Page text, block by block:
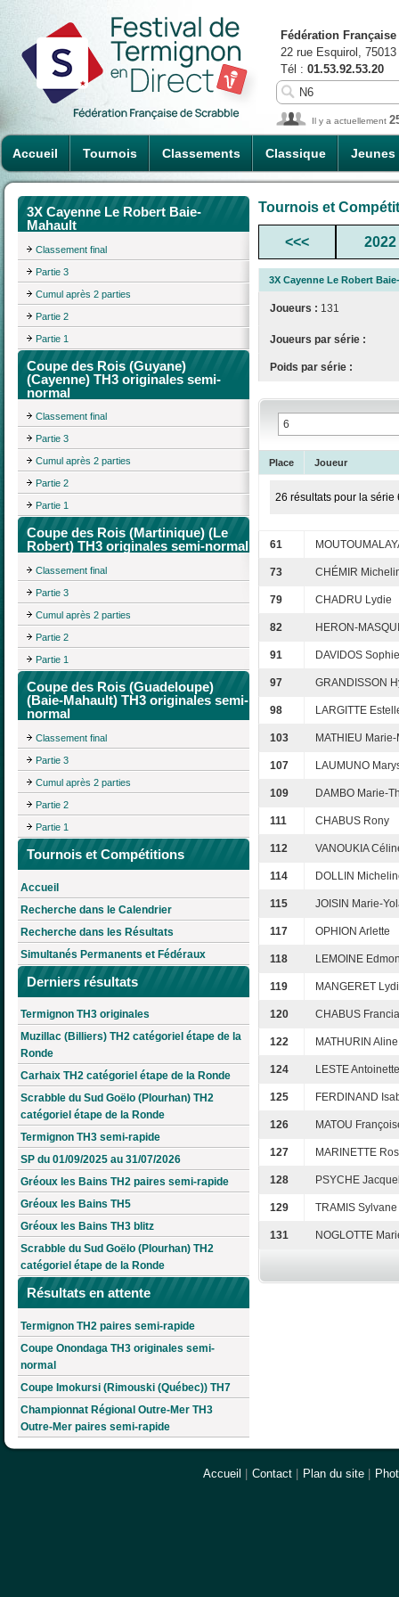
Accueil Tournois Classements Classique Jeunes
Fédération
22 rue Esquirol,
Tél : 01.53.92.53.20
Il y a actuellement
3X Cayenne Le Robert Baie-
Mahault
Classement final
Partie 3
Cumul après 2 parties
Partie 2
Partie 1
Coupe des Rois (Guyane)
(Cayenne) TH3 originales semi-
normal
Classement final
Partie 3
Cumul après 2 parties
Partie 2
Partie 1
Coupe des Rois (Martinique) (Le
Robert) TH3 originales semi-normal
Classement final
Partie 3
Cumul après 2 parties
Partie 2
Partie 1
Coupe des Rois (Guadeloupe)
(Baie-Mahault) TH3 originales semi-
normal
Classement final
Partie 3
Cumul après 2 parties
Partie 2
Partie 1
Tournois et Compétitions
Accueil
Recherche dans le Calendrier
Recherche dans les Résultats
Simultanés Permanents et Fédéraux
Derniers résultats
Termignon TH3 originales
Muzillac (Billiers) TH2 catégoriel étape de la
Ronde
Carhaix TH2 catégoriel étape de la Ronde
Scrabble du Sud Goëlo (Plourhan) TH2
catégoriel étape de la Ronde
Termignon TH3 semi-rapide
SP du 01/09/2025 au 31/07/2026
Gréoux les Bains TH2 paires semi-rapide
Gréoux les Bains TH5
Gréoux les Bains TH3 blitz
Scrabble du Sud Goëlo (Plourhan) TH2
catégoriel étape de la Ronde
Résultats en attente
Termignon TH2 paires semi-rapide
Coupe Onondaga TH3 originales semi-
normal
Coupe Imokursi (Rimouski (Québec)) TH7
Championnat Régional Outre-Mer TH3
Outre-Mer paires semi-rapide
Tournois et
<<< 2022
3X Cayenne Le Robert
Joueurs : 131
Joueurs par série :
Poids par série :
Place Joueur
26 résultats pour la série
61
73 CHÉMIR
79 CHADRU Lydie
82 HERON-
91 DAVIDOS Sophie
97 GRANDISSON
98 LARGITTE
103 MATHIEU
107 LAUMUNO
109 DAMBO Marie-
111 CHABUS Rony
112 VANOUKIA
114 DOLLIN
115 JOISIN Marie-
117 OPHION Arlette
118 LEMOINE
119 MANGERET
120 CHABUS
122 MATHURIN Aline
124 LESTE Antoinette
125 FERDINAND
126 MATOU
127 MARINETTE
128 PSYCHE
129 TRAMIS Sylvane
131 NOGLOTTE
Accueil Contact Plan du site